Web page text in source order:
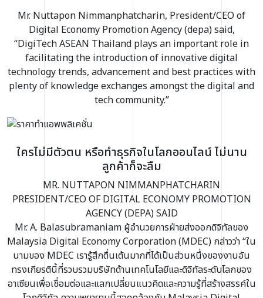
Mr. Nuttapon Nimmanphatcharin, President/CEO of
Digital Economy Promotion Agency (depa) said,
“DigiTech ASEAN Thailand plays an important role in
facilitating the introduction of innovative digital
technology trends, advancement and best practices with
plenty of knowledge exchanges amongst the digital and
tech community.”
ใครไม่มีตัวตน หรือทำธุรกิจในโลกออนไลน์ ไม่นาน
ลูกค้าก็จะลืม
MR. NUTTAPON NIMMANPHATCHARIN
PRESIDENT/CEO OF DIGITAL ECONOMY PROMOTION
AGENCY (DEPA) SAID
Mr. A. Balasubramaniam ผู้อำนวยการฝ่ายส่งออกดิจิทัลของ
Malaysia Digital Economy Corporation (MDEC) กล่าวว่า “ใน
นามของ MDEC เรารู้สึกตื่นเต้นมากที่ได้เป็นส่วนหนึ่งของงานอัน
ทรงเกียรตินี้ที่รวบรวมบริษัทด้านเทคโนโลยีและดิจิทัลระดับโลกของ
อาเซียนเพื่อเชื่อมต่อและแลกเปลี่ยนแนวคิดและความรู้ที่สร้างสรรค์ใน